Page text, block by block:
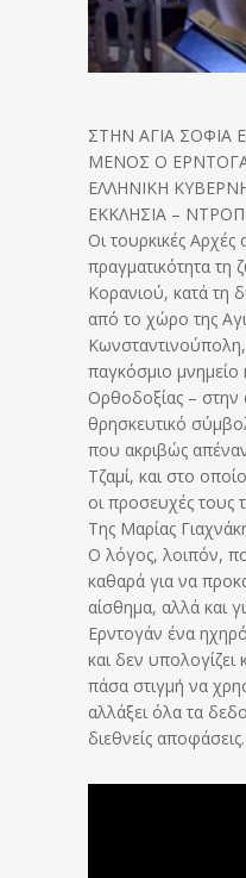
ΣΤΗΝ ΑΓΙΑ ΣΟΦΙΑ
ΜΕΝΟΣ Ο
ΕΛΛΗΝΙΚΗ
ΕΚΚΛΗΣΙΑ –
Οι τουρκικές
πραγματικότητα τη
Κορανιού, κατά τη
από το χώρο της
παγκόσμιο μνημείο
Ορθοδοξίας – στην
θρησκευτικό
που ακριβώς
Τζαμί, και στο
οι προσευχές τους
Της Μαρίας
Ο λόγος, λοιπόν,
καθαρά για να
αίσθημα, αλλά και
Ερντογάν ένα
και δεν
πάσα στιγμή να
αλλάξει όλα τα
διεθνείς αποφάσεις.